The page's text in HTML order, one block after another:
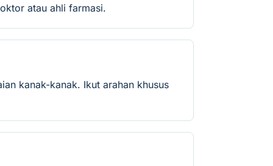
atau ahli farmasi.
kanak-kanak. Ikut arahan khusus